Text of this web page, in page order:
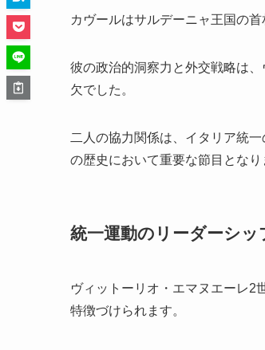
カヴールはサルデーニャ王国の首
彼の政治的洞察力と外交戦略は
欠でした。
二人の協力関係は、イタリア統
の歴史において重要な節目となり
統一運動のリーダーシッ
ヴィットーリオ・エマヌエーレ2
特徴づけられます。